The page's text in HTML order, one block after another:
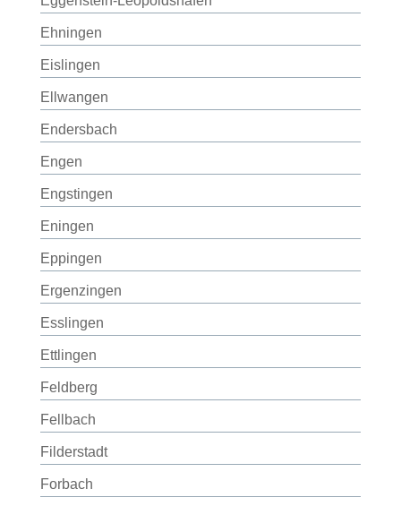
Ehningen
Eislingen
Ellwangen
Endersbach
Engen
Engstingen
Eningen
Eppingen
Ergenzingen
Esslingen
Ettlingen
Feldberg
Fellbach
Filderstadt
Forbach